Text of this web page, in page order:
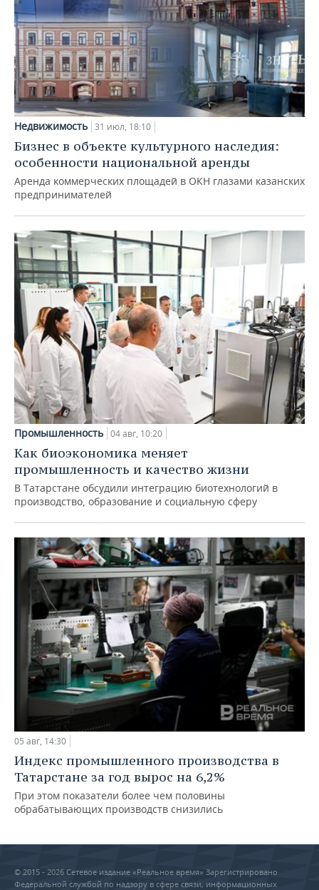
Недвижимость 31 июл, 18:10
Бизнес в объекте культурного наследия:
особенности национальной аренды
Аренда коммерческих площадей в ОКН глазами казанских
предпринимателей
Промышленность 04 авг, 10:20
Как биоэкономика меняет
промышленность и качество жизни
В Татарстане обсудили интеграцию биотехнологий в
производство, образование и социальную сферу
05 авг, 14:30
Индекс промышленного производства в
Татарстане за год вырос на 6,2%
При этом показатели более чем половины
обрабатывающих производств снизились
© 2015 - 2026 Сетевое издание «Реальное время» Зарегистрировано
Федеральной службой по надзору в сфере связи, информационных